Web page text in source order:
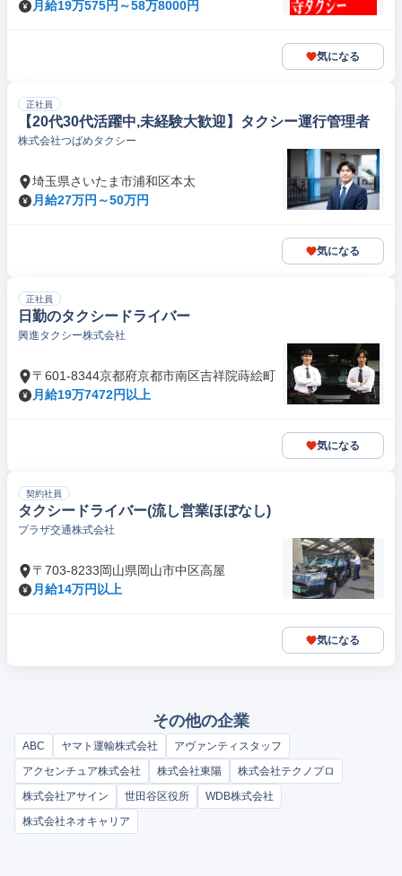
月給19万575円～58万8000円
気になる
正社員
【20代30代活躍中,未経験大歓迎】タクシー運行管理者
株式会社つばめタクシー
埼玉県さいたま市浦和区本太
月給27万円～50万円
気になる
正社員
日勤のタクシードライバー
興進タクシー株式会社
〒601-8344京都府京都市南区吉祥院蒔絵町
月給19万7472円以上
気になる
契約社員
タクシードライバー(流し営業ほぼなし)
プラザ交通株式会社
〒703-8233岡山県岡山市中区高屋
月給14万円以上
気になる
その他の企業
ABC ヤマト運輸株式会社
アヴァンティスタッフ
アクセンチュア株式会社
株式会社東陽
株式会社テクノプロ
株式会社アサイン
世田谷区役所
WDB株式会社
株式会社ネオキャリア